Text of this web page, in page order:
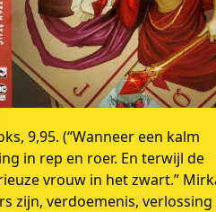
9,95. (“Wanneer een kalm
in rep en roer. En terwijl de
vrouw in het zwart.”
zijn, verdoemenis, verlossing